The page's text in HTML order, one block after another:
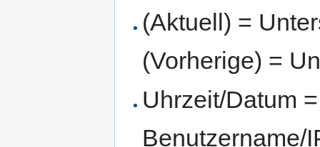
(Aktuell) =
(Vorherige) =
Uhrzeit/Datum
Benutzername/